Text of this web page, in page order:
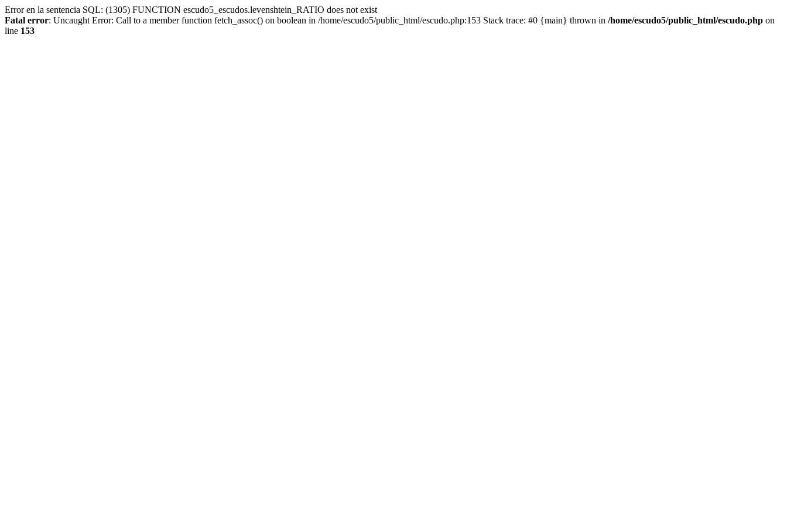
Error en la sentencia SQL: (1305) FUNCTION escudo5_escudos.levenshtein_RATIO does not exist
Fatal error: Uncaught Error: Call to a member function fetch_assoc() on boolean in /home/escudo5/public_html/escudo.php:153 Stack trace: #0 {main} thrown in /home/escudo5/public_html/escudo.php on
line 153